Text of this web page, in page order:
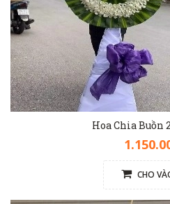
Hoa Chia Buồn
CHO